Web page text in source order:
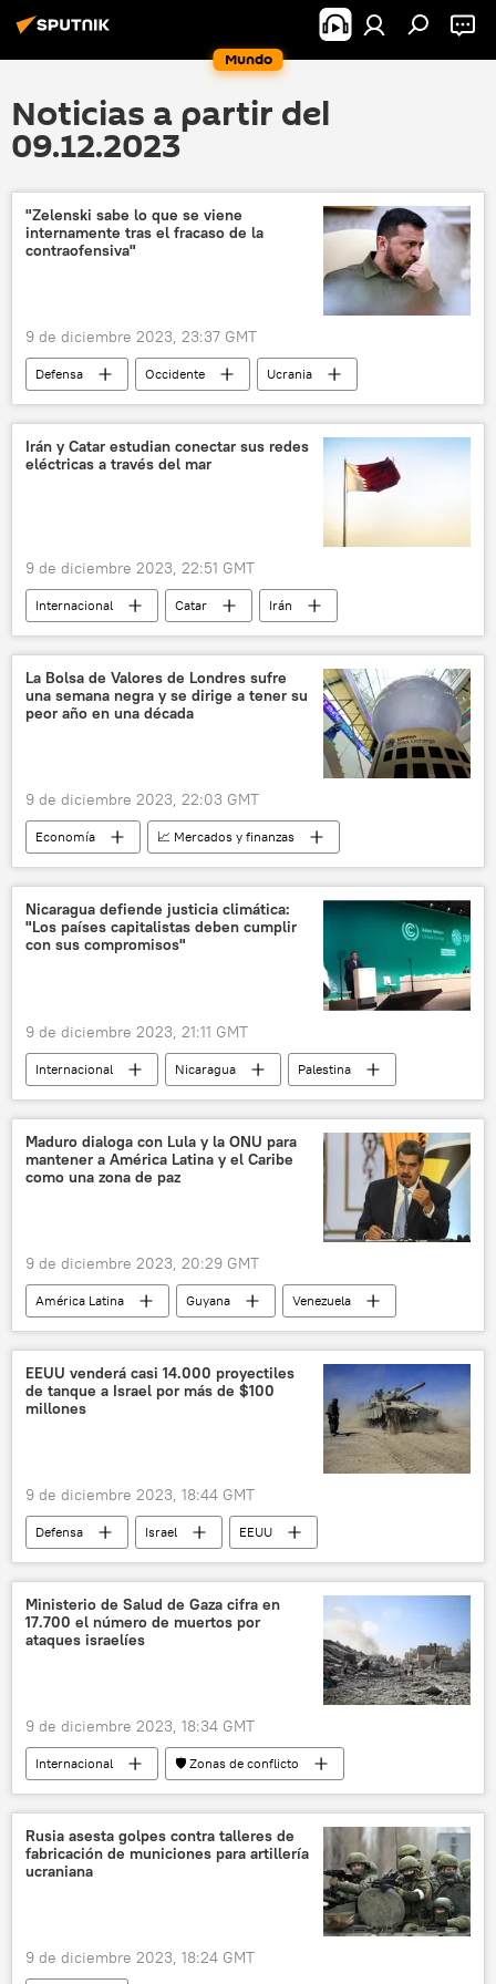
Mundo
Noticias a partir del
09.12.2023
"Zelenski sabe lo que se viene
internamente tras el fracaso de la
contraofensiva"
9 de diciembre 2023, 23:37 GMT
Defensa Occidente
Ucrania
Washington
ONU
Volodímir Zelenski
Scott Ritter
📰 Operación rusa de desmilitarización y desnazificación de Ucrania
Irán y Catar estudian conectar sus redes
eléctricas a través del mar
9 de diciembre 2023, 22:51 GMT
Internacional Catar
Irán
golfo Pérsico
energía
Teherán
electrificación
energía eléctrica
📈 Mercados y finanzas
La Bolsa de Valores de Londres sufre
una semana negra y se dirige a tener su
peor año en una década
9 de diciembre 2023, 22:03 GMT
Economía
📈 Mercados y finanzas
Londres
Reino Unido
Bloomberg
Nueva York
Nicaragua defiende justicia climática:
"Los países capitalistas deben cumplir
con sus compromisos"
9 de diciembre 2023, 21:11 GMT
Internacional Nicaragua
Palestina
Jerusalén
medioambiente
ONU
Dubái
Emiratos Árabes Unidos
cambio climático
capitalismo
Conferencia de la ONU sobre Cambio Climático (COP)
Maduro dialoga con Lula y la ONU para
mantener a América Latina y el Caribe
como una zona de paz
9 de diciembre 2023, 20:29 GMT
América Latina Guyana
Venezuela
Esequibo
Antonio Guterres
Gobierno de Venezuela
Ralph Gonsalves
Nicolás Maduro
Luiz Inacio Lula da Silva
EEUU
EEUU venderá casi 14.000 proyectiles
de tanque a Israel por más de $100
millones
9 de diciembre 2023, 18:44 GMT
Defensa Israel
EEUU
seguridad
🌍 Oriente Medio
ventas de armas
🛡️ Industria militar
armamento
Ministerio de Salud de Gaza cifra en
17.700 el número de muertos por
ataques israelíes
9 de diciembre 2023, 18:34 GMT
Internacional
🛡️ Zonas de conflicto
📰 Conflicto palestino-israelí
Hamás
Israel
Franja de Gaza
🌍 Oriente Medio
Rusia asesta golpes contra talleres de
fabricación de municiones para artillería
ucraniana
9 de diciembre 2023, 18:24 GMT